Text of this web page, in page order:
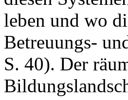
leben und wo
Betreuungs-
S. 40). Der